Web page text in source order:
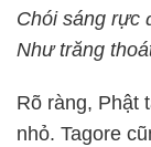
Chói sáng rực
Như trăng
Rõ ràng, Phật
nhỏ. Tagore